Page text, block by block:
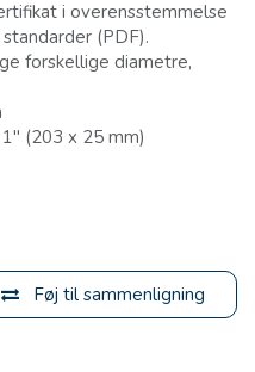
i overensstemmelse
(PDF).
forskellige diametre,
(203 x 25 mm)
Føj til sammenligning